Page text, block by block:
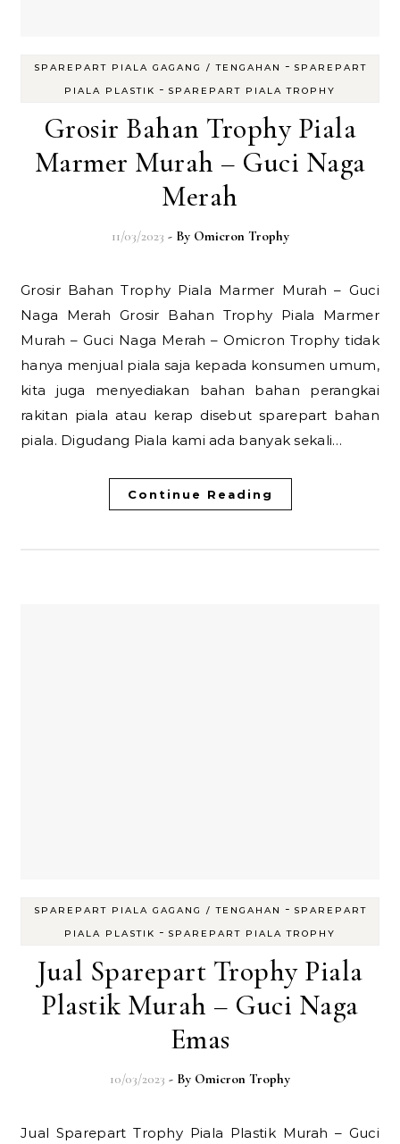
SPAREPART PIALA GAGANG / TENGAHAN - SPAREPART
PIALA PLASTIK - SPAREPART PIALA TROPHY
Grosir Bahan Trophy Piala
Marmer Murah – Guci Naga
Merah
11/03/2023 - By Omicron Trophy
Grosir Bahan Trophy Piala Marmer Murah – Guci
Naga Merah Grosir Bahan Trophy Piala Marmer
Murah – Guci Naga Merah – Omicron Trophy tidak
hanya menjual piala saja kepada konsumen umum,
kita juga menyediakan bahan bahan perangkai
rakitan piala atau kerap disebut sparepart bahan
piala. Digudang Piala kami ada banyak sekali…
Continue Reading
SPAREPART PIALA GAGANG / TENGAHAN - SPAREPART
PIALA PLASTIK - SPAREPART PIALA TROPHY
Jual Sparepart Trophy Piala
Plastik Murah – Guci Naga
Emas
10/03/2023 - By Omicron Trophy
Jual Sparepart Trophy Piala Plastik Murah – Guci